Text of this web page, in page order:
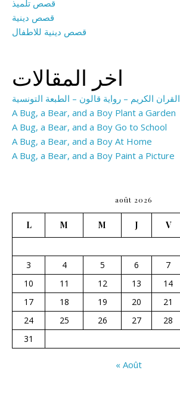
قصص تلميذ
قصص دينية
قصص دينية للاطفال
اخر المقالات
القران الكريم – رواية قالون – الطبعة التونسية
A Bug, a Bear, and a Boy Plant a Garden
A Bug, a Bear, and a Boy Go to School
A Bug, a Bear, and a Boy At Home
A Bug, a Bear, and a Boy Paint a Picture
août 2026
L M M J V
3
4 5 6 7
10
11 12 13 14
17
18 19 20 21
24
25 26 27 28
31
« Août